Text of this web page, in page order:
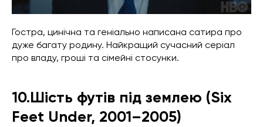
Гостра, цинічна та геніально написана сатира про
дуже багату родину. Найкращий сучасний серіал
про владу, гроші та сімейні стосунки.
10.Шість футів під землею (Six
Feet Under, 2001–2005)